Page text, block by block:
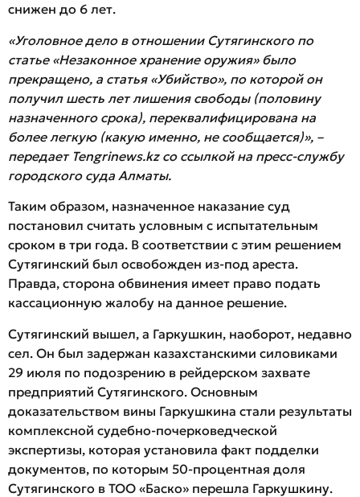
снижен до 6 лет.
«Уголовное дело в отношении Сутягинского по
статье «Незаконное хранение оружия» было
прекращено, а статья «Убийство», по которой он
получил шесть лет лишения свободы (половину
назначенного срока), переквалифицирована на
более легкую (какую именно, не сообщается)», –
передает Tengrinews.kz со ссылкой на пресс-службу
городского суда Алматы.
Таким образом, назначенное наказание суд
постановил считать условным с испытательным
сроком в три года. В соответствии с этим решением
Сутягинский был освобожден из-под ареста.
Правда, сторона обвинения имеет право подать
кассационную жалобу на данное решение.
Сутягинский вышел, а Гаркушкин, наоборот, недавно
сел. Он был задержан казахстанскими силовиками
29 июля по подозрению в рейдерском захвате
предприятий Сутягинского. Основным
доказательством вины Гаркушкина стали результаты
комплексной судебно-почерковедческой
экспертизы, которая установила факт подделки
документов, по которым 50-процентная доля
Сутягинского в ТОО «Баско» перешла Гаркушкину.